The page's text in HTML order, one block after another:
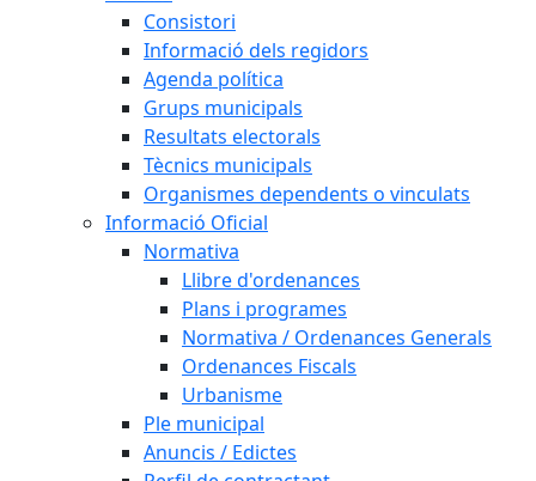
Consistori
Informació dels regidors
Agenda política
Grups municipals
Resultats electorals
Tècnics municipals
Organismes dependents o vinculats
Informació Oficial
Normativa
Llibre d'ordenances
Plans i programes
Normativa / Ordenances Generals
Ordenances Fiscals
Urbanisme
Ple municipal
Anuncis / Edictes